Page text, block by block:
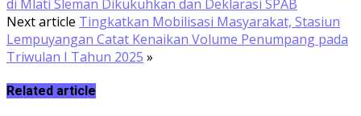
di Mlati Sleman Dikukuhkan dan Deklarasi SPAB
Next article Tingkatkan Mobilisasi Masyarakat, Stasiun
Lempuyangan Catat Kenaikan Volume Penumpang pada
Triwulan I Tahun 2025 »
Related article